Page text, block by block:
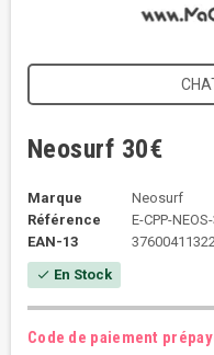
Neosurf 30€
Marque
Neosurf
Référence
E-CPP-
EAN-13
check En Stock
Code de paiement